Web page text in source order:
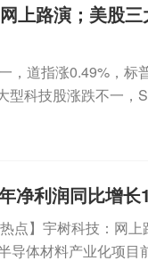
上路演；美股
，道指涨0.49%，标
型科技股涨跌不一，
热门中概股多数下跌
①伊朗副外长：霍尔
动增强对美威慑③伊
对美方泛化国家安全
林剑答记者问。路
净利润同比增
点】宇树科技：网
导体材料产业化项目